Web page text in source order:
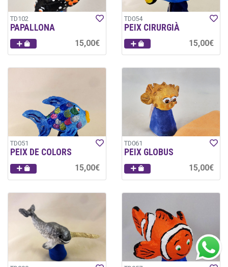
TD102
PAPALLONA
15,00€
TD054
PEIX CIRURGIÀ
15,00€
TD051
PEIX DE COLORS
15,00€
TD061
PEIX GLOBUS
15,00€